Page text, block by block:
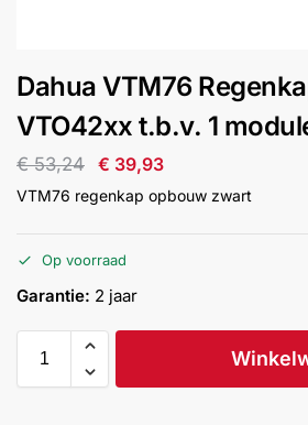
&
Intercom
Branddetectie
Merken
Outlet
Dahua VTM76
VTO42xx t.b.v. 1
€53,24 € 39,93
VTM76 regenkap opbouw zwart
Op voorraad
Garantie: 2 jaar